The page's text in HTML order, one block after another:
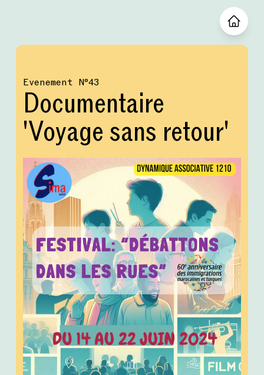
Evenement№43
Documentaire
'Voyage sans retour'